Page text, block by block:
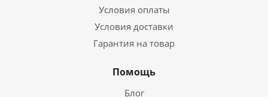
Условия оплаты
Условия доставки
Гарантия на товар
Помощь
Блог